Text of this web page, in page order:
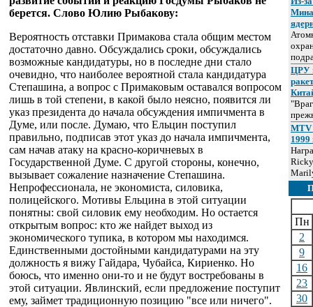
берется. Слово Юлию Рыбакову:
Вероятность отставки Примакова стала общим местом
достаточно давно. Обсуждались сроки, обсуждались
возможные кандидатуры, но в последне дни стало
очевидно, что наиболее вероятной стала кандидатура
Степашина, а вопрос с Примаковым оставался вопросом
лишь в той степени, в какой было неясно, появится ли
указ президента до начала обсуждения импичмента в
Думе, или после. Думаю, что Ельцин поступил
правильно, подписав этот указ до начала импичмента,
сам начав атаку на красно-коричневых в
Государственной Думе. С другой стороны, конечно,
вызывает сожаление назначение Степашина.
Непрофессионала, не экономиста, силовика,
полицейского. Мотивы Ельцина в этой ситуации
понятны: свой силовик ему необходим. Но остается
открытым вопрос: кто же найдет выход из
экономического тупика, в котором мы находимся.
Единственными достойными кандидатурами на эту
должность я вижу Гайдара, Чубайса, Кириенко. Но
боюсь, что именно они-то и не будут востребованы в
этой ситуации. Явлинский, если предложение поступит
ему, займет традиционную позицию "все или ничего".
ЦРУ
MTV
1999
Пн
2
9
16
23
30